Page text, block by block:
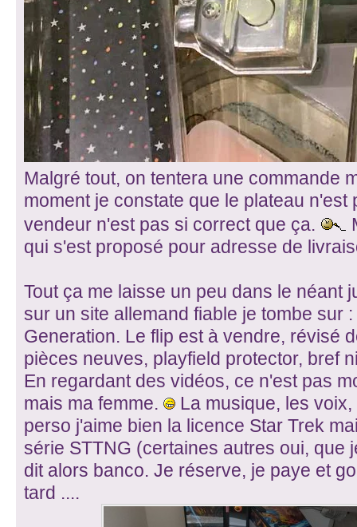
Malgré tout, on tentera une commande
moment je constate que le plateau n'est
vendeur n'est pas si correct que ça.
qui s'est proposé pour adresse de
Tout ça me laisse un peu dans le néant
sur un site allemand fiable je tombe sur
Generation. Le flip est à vendre, révisé
pièces neuves, playfield protector, bref
En regardant des vidéos, ce n'est pas
mais ma femme.
La musique, les
perso j'aime bien la licence Star Trek
série STTNG (certaines autres oui, que
dit alors banco. Je réserve, je paye et
tard ....